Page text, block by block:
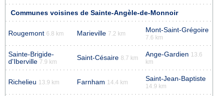
Communes voisines de Sainte-Angèle-de-Monnoir
Rougemont 6.8 km Marieville 7.2 km Mont-Saint-Grégoire
7.6 km
Sainte-Brigide-
d'Iberville 7.9 km
Saint-Césaire 8.7 km Ange-Gardien 13.6
km
Richelieu 13.9 km Farnham 14.4 km Saint-Jean-Baptiste
14.9 km